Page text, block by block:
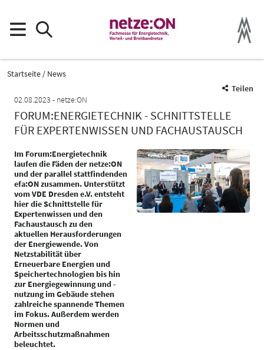
Startseite
News
Teilen
02.08.2023
netze:ON
FORUM:ENERGIETECHNIK - SCHNITTSTELLE
FÜR EXPERTENWISSEN UND FACHAUSTAUSCH
Im Forum:Energietechnik
laufen die Fäden der netze:ON
und der parallel stattfindenden
efa:ON zusammen. Unterstützt
vom VDE Dresden e.V. entsteht
hier die Schnittstelle für
Expertenwissen und den
Fachaustausch zu den
aktuellen Herausforderungen
der Energiewende. Von
Netzstabilität über
Erneuerbare Energien und
Speichertechnologien bis hin
zur Energiegewinnung und -
nutzung im Gebäude stehen
zahlreiche spannende Themen
im Fokus. Außerdem werden
Normen und
Arbeitsschutzmaßnahmen
beleuchtet.